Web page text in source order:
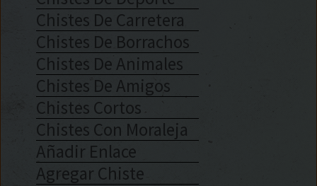
Chistes De Carretera
Chistes De Borrachos
Chistes De Animales
Chistes De Amigos
Chistes Cortos
Chistes Con Moraleja
Añadir Enlace
Agregar Chiste